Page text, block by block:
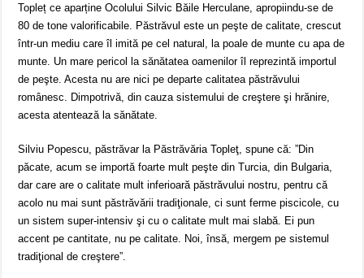
Topleț ce aparține Ocolului Silvic Băile Herculane, apropiindu-se de
80 de tone valorificabile. Păstrăvul este un peşte de calitate, crescut
într-un mediu care îl imită pe cel natural, la poale de munte cu apa de
munte. Un mare pericol la sănătatea oamenilor îl reprezintă importul
de peşte. Acesta nu are nici pe departe calitatea păstrăvului
românesc. Dimpotrivă, din cauza sistemului de creştere şi hrănire,
acesta atentează la sănătate.
Silviu Popescu, păstrăvar la Păstrăvăria Topleţ, spune că: ”Din
păcate, acum se importă foarte mult peşte din Turcia, din Bulgaria,
dar care are o calitate mult inferioară păstrăvului nostru, pentru că
acolo nu mai sunt păstrăvării tradiţionale, ci sunt ferme piscicole, cu
un sistem super-intensiv şi cu o calitate mult mai slabă. Ei pun
accent pe cantitate, nu pe calitate. Noi, însă, mergem pe sistemul
tradiţional de creştere”.